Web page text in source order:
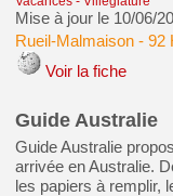
Mise à jour le 10/06/
Rueil-Malmaison- 92
Voir la fiche
Guide Australie
Guide Australie
arrivée en Australie.
les papiers à remplir,